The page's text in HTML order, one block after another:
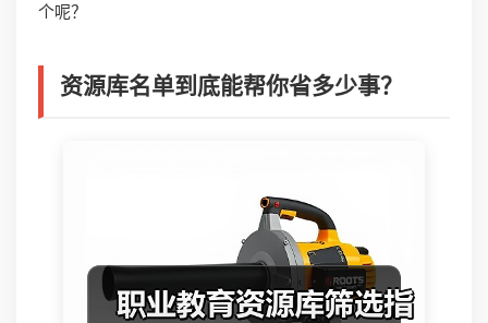
个呢？
资源库名单到底能帮你省多少事？